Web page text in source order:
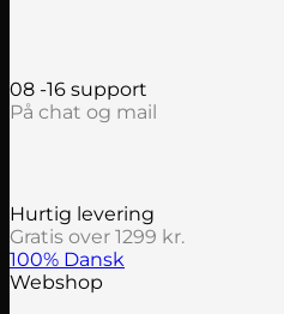
08 -16 support
På chat og mail
Hurtig levering
Gratis over 1299 kr.
100% Dansk
Webshop